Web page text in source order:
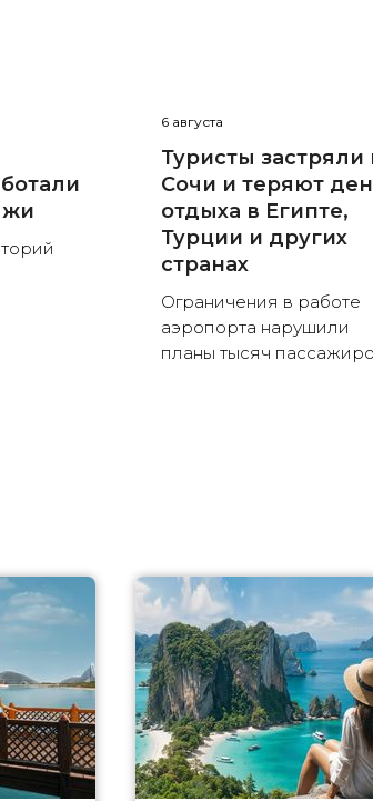
6 августа
Туристы застряли
Сочи и теряют
отдыха в Египте,
Турции и других
странах
Ограничения в работе
аэропорта нарушили
планы тысяч